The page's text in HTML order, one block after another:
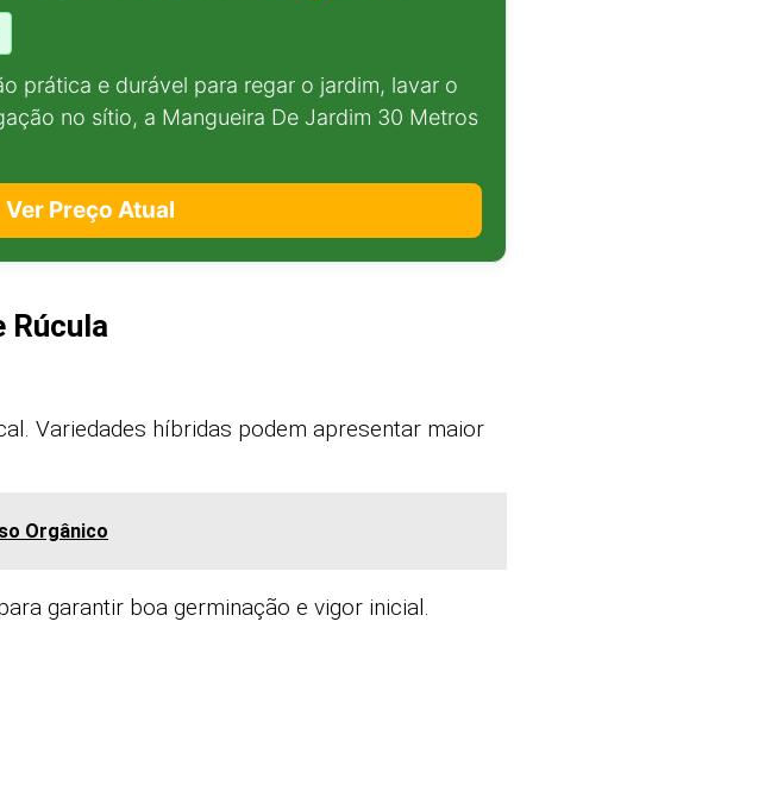
prática e durável para regar o jardim, lavar o
no sítio, a Mangueira De Jardim 30 Metros
Ver Preço Atual
Rúcula
Variedades híbridas podem apresentar maior
Orgânico
garantir boa germinação e vigor inicial.